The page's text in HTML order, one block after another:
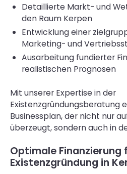
Detaillierte Markt- und
den Raum Kerpen
Entwicklung einer
Marketing- und
Ausarbeitung fundierter
realistischen Prognosen
Mit unserer Expertise in der
Existenzgründungsberatung
Businessplan, der nicht nur
überzeugt, sondern auch in
Optimale Finanzierung
Existenzgründung in